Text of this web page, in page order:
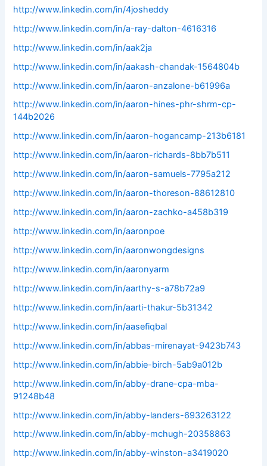
http://www.linkedin.com/in/4josheddy
http://www.linkedin.com/in/a-ray-dalton-4616316
http://www.linkedin.com/in/aak2ja
http://www.linkedin.com/in/aakash-chandak-1564804b
http://www.linkedin.com/in/aaron-anzalone-b61996a
http://www.linkedin.com/in/aaron-hines-phr-shrm-cp-
144b2026
http://www.linkedin.com/in/aaron-hogancamp-213b6181
http://www.linkedin.com/in/aaron-richards-8bb7b511
http://www.linkedin.com/in/aaron-samuels-7795a212
http://www.linkedin.com/in/aaron-thoreson-88612810
http://www.linkedin.com/in/aaron-zachko-a458b319
http://www.linkedin.com/in/aaronpoe
http://www.linkedin.com/in/aaronwongdesigns
http://www.linkedin.com/in/aaronyarm
http://www.linkedin.com/in/aarthy-s-a78b72a9
http://www.linkedin.com/in/aarti-thakur-5b31342
http://www.linkedin.com/in/aasefiqbal
http://www.linkedin.com/in/abbas-mirenayat-9423b743
http://www.linkedin.com/in/abbie-birch-5ab9a012b
http://www.linkedin.com/in/abby-drane-cpa-mba-
91248b48
http://www.linkedin.com/in/abby-landers-693263122
http://www.linkedin.com/in/abby-mchugh-20358863
http://www.linkedin.com/in/abby-winston-a3419020